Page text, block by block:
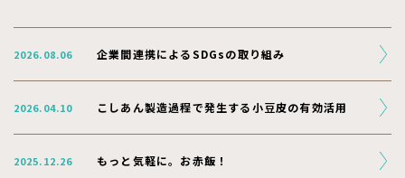
2026.08.06 企業間連携によるSDGsの取り組み
2026.04.10 こしあん製造過程で発生する小豆皮の有効活用
2025.12.26 もっと気軽に。お赤飯！